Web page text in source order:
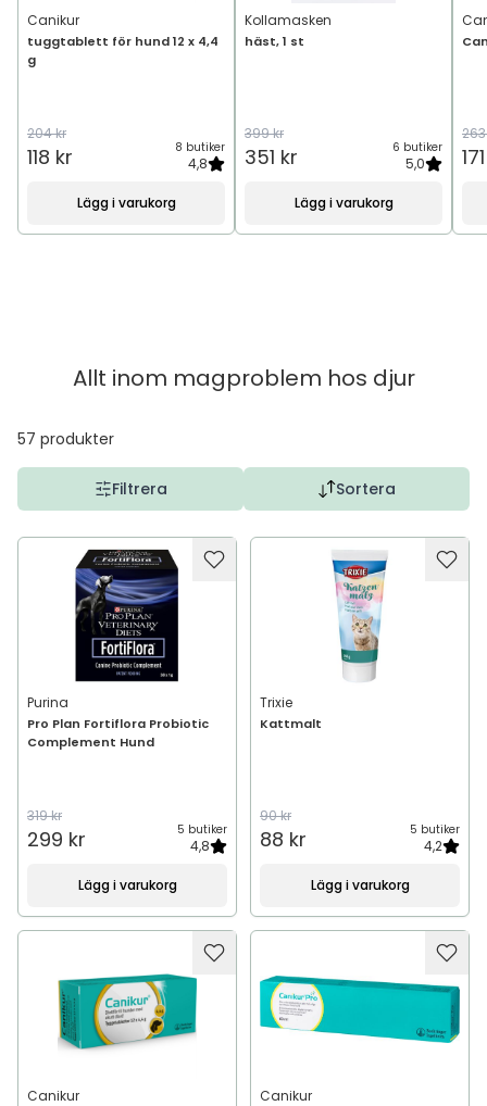
Canikur
tuggtablett för hund 12 x 4,4
g
204 kr
118 kr 8 butiker
4,8
Lägg i varukorg
Kollamasken
häst, 1 st
399 kr
351 kr 6 butiker
5,0
Lägg i varukorg
Allt inom magproblem hos djur
57 produkter
Filtrera Sortera
Purina
Pro Plan Fortiflora Probiotic
Complement Hund
319 kr
299 kr 5 butiker
4,8
Lägg i varukorg
Trixie
Kattmalt
90 kr
88 kr 5 butiker
4,2
Lägg i varukorg
Canikur Canikur